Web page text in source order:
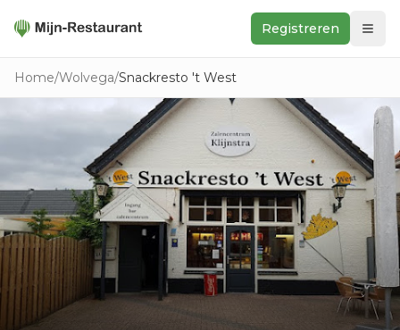
Registreren
Zoeken
In de buurt
Foodwall
Reviews
Home/Wolvega/Snackresto 't West